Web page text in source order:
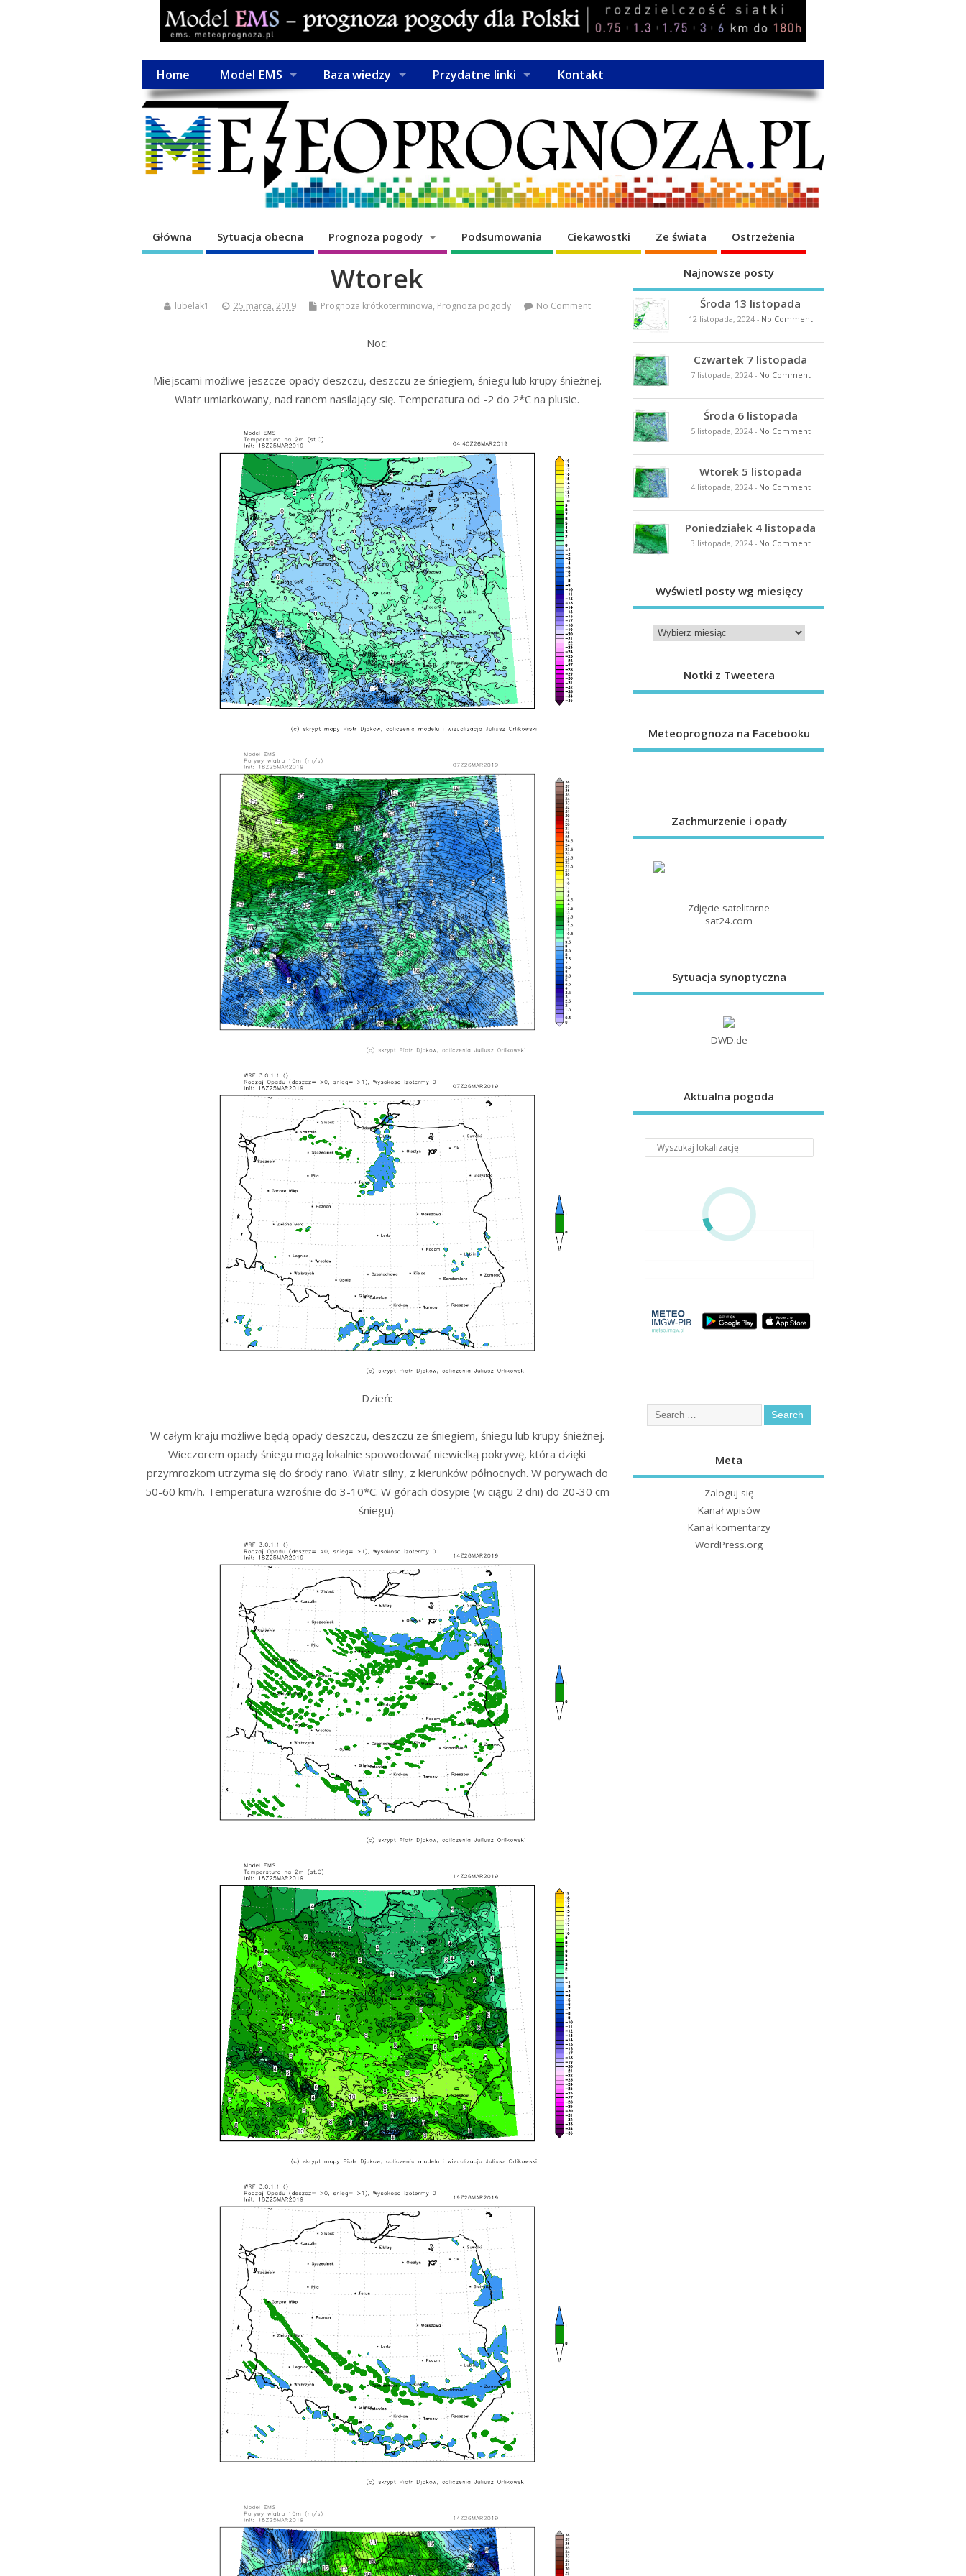
Home Model EMS Baza wiedzy Przydatne linki Kontakt
Główna Sytuacja obecna Prognoza pogody Podsumowania Ciekawostki Ze świata Ostrzeżenia
Wtorek
lubelak1 25 marca, 2019 Prognoza krótkoterminowa, Prognoza pogody No Comment
Noc:
Miejscami możliwe jeszcze opady deszczu, deszczu ze śniegiem, śniegu lub krupy śnieżnej.
Wiatr umiarkowany, nad ranem nasilający się. Temperatura od -2 do 2*C na plusie.
Dzień:
W całym kraju możliwe będą opady deszczu, deszczu ze śniegiem, śniegu lub krupy śnieżnej.
Wieczorem opady śniegu mogą lokalnie spowodować niewielką pokrywę, która dzięki
przymrozkom utrzyma się do środy rano. Wiatr silny, z kierunków północnych. W porywach do
50-60 km/h. Temperatura wzrośnie do 3-10*C. W górach dosypie (w ciągu 2 dni) do 20-30 cm
śniegu).
Najnowsze posty
Środa 13 listopada
12 listopada, 2024- No Comment
Czwartek 7 listopada
7 listopada, 2024- No Comment
Środa 6 listopada
5 listopada, 2024- No Comment
Wtorek 5 listopada
4 listopada, 2024- No Comment
Poniedziałek 4 listopada
3 listopada, 2024- No Comment
Wyświetl posty wg miesięcy
Notki z Tweetera
Meteoprognoza na Facebooku
Zachmurzenie i opady
Zdjęcie satelitarne
sat24.com
Sytuacja synoptyczna
DWD.de
Aktualna pogoda
Meta
Zaloguj się
Kanał wpisów
Kanał komentarzy
WordPress.org